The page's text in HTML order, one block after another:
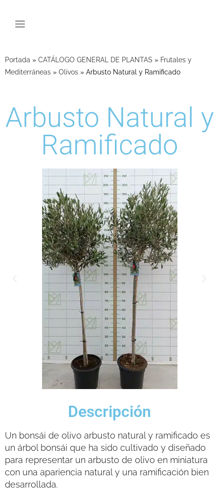
Portada » CATÁLOGO GENERAL DE PLANTAS » Frutales y
Mediterráneas » Olivos » Arbusto Natural y Ramificado
Arbusto Natural y
Ramificado
Descripción
Un bonsái de olivo arbusto natural y ramificado es
un árbol bonsái que ha sido cultivado y diseñado
para representar un arbusto de olivo en miniatura
con una apariencia natural y una ramificación bien
desarrollada.